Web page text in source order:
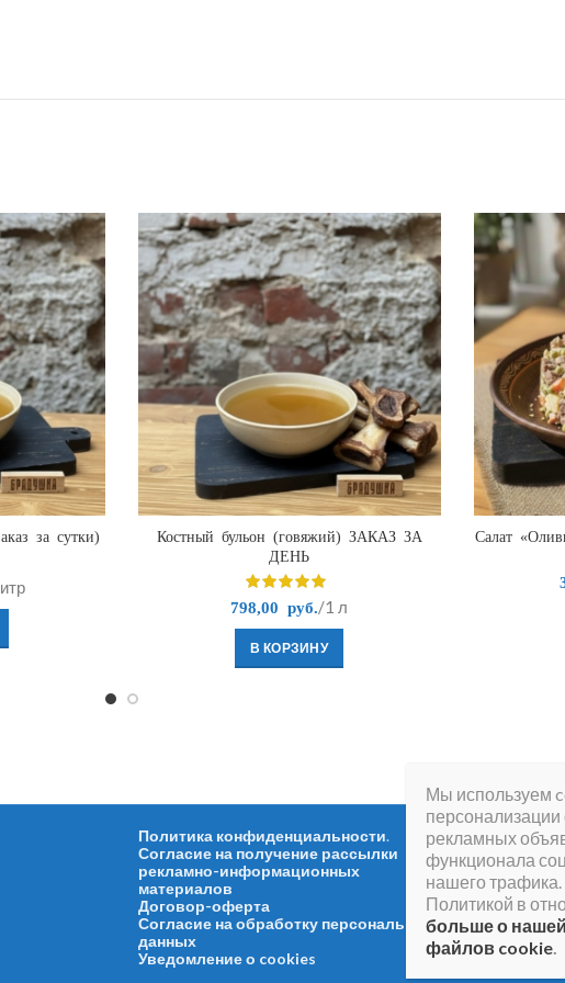
за сутки)
Костный бульон (говяжий) ЗАКАЗ ЗА
ДЕНЬ
798,00 руб. /1 л
В КОРЗИНУ
Салат
Политика конфиденциальности.
Согласие на получение рассылки
рекламно-информационных
материалов
Договор-оферта
Согласие на обработку персональных
данных
Уведомление о cookies
Мы используем
рекламных
функционала
нашего
Политикой в
больше о
файлов cookie.